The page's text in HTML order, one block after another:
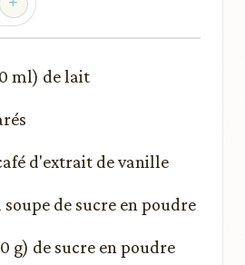
ml) de lait
d'extrait de vanille
de sucre en poudre
g) de sucre en poudre